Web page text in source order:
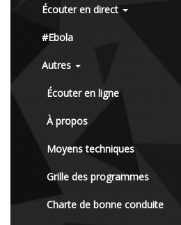
Écouter en direct
#Ebola
Autres
Écouter en ligne
À propos
Moyens techniques
Grille des programmes
Charte de bonne conduite